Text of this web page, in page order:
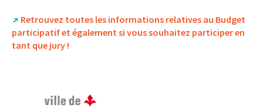
Retrouvez toutes les informations relatives au Budget
participatif et également si vous souhaitez participer en
tant que jury !